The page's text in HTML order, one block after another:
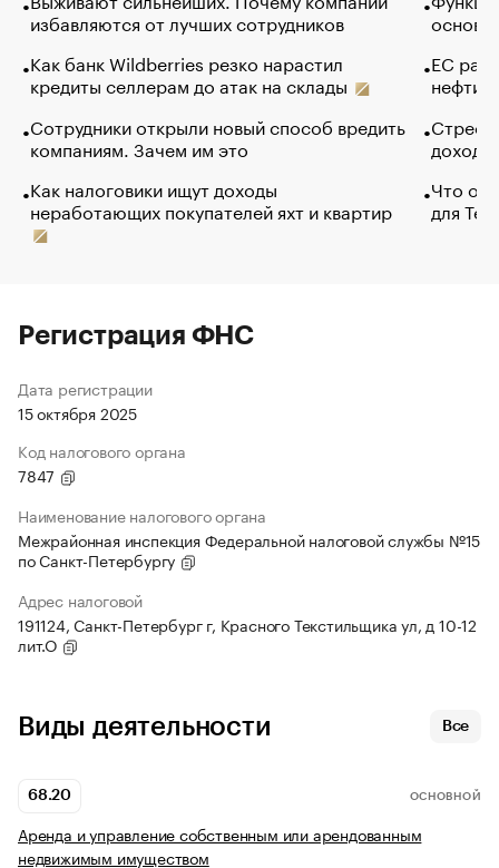
избавляются от лучших сотрудников
Как банк Wildberries резко нарастил
кредиты селлерам до атак на склады
Сотрудники открыли новый способ вредить
компаниям. Зачем им это
Как налоговики ищут доходы
неработающих покупателей яхт и квартир
основ
ЕС
нефти
Что
для
Регистрация ФНС
Дата регистрации
15 октября 2025
Код налогового органа
7847
Наименование налогового органа
Межрайонная инспекция Федеральной налоговой службы №15
по Санкт-Петербургу
Адрес налоговой
191124, Санкт-Петербург г, Красного Текстильщика ул, д 10-12
лит.О
Виды деятельности Все
68.20 ОСНОВНОЙ
Аренда и управление собственным или арендованным
недвижимым имуществом